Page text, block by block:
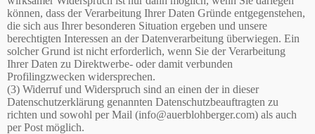
können, dass der Verarbeitung Ihrer Daten Gründe entgegenstehen,
die sich aus Ihrer besonderen Situation ergeben und unsere
berechtigten Interessen an der Datenverarbeitung überwiegen. Ein
solcher Grund ist nicht erforderlich, wenn Sie der Verarbeitung
Ihrer Daten zu Direktwerbe- oder damit verbunden
Profilingzwecken widersprechen.
(3) Widerruf und Widerspruch sind an einen der in dieser
Datenschutzerklärung genannten Datenschutzbeauftragten zu
richten und sowohl per Mail (info@auerblohberger.com) als auch
per Post möglich.